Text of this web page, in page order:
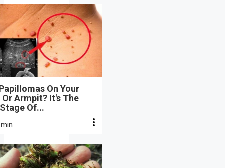
On Your
Armpit? It's The
Of...